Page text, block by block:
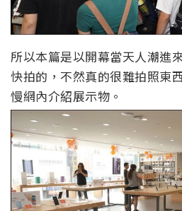
所以本篇是以開幕當天人潮進
快拍的，不然真的很難拍照東
慢網內介紹展示物。